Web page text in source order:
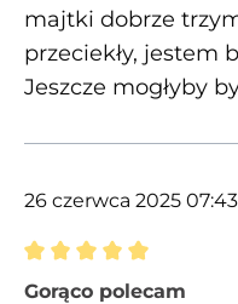
majtki dobrze
przeciekły, jestem
Jeszcze mogłyby
26 czerwca 2025 07:43
Recenzja z oceną 5
Gorąco polecam